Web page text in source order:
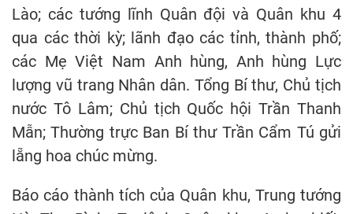
Lào; các tướng lĩnh Quân đội và Quân khu 4
qua các thời kỳ; lãnh đạo các tỉnh, thành phố;
các Mẹ Việt Nam Anh hùng, Anh hùng Lực
lượng vũ trang Nhân dân. Tổng Bí thư, Chủ tịch
nước Tô Lâm; Chủ tịch Quốc hội Trần Thanh
Mẫn; Thường trực Ban Bí thư Trần Cẩm Tú gửi
lẵng hoa chúc mừng.
Báo cáo thành tích của Quân khu, Trung tướng